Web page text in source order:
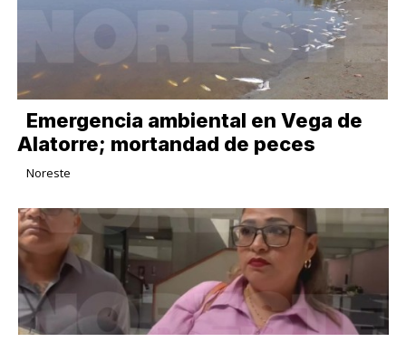
Emergencia ambiental en Vega de
Alatorre; mortandad de peces
Noreste